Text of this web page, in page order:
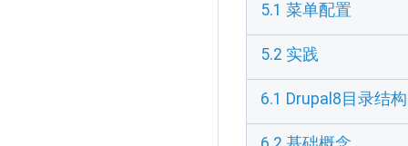
5.1 菜单配置
5.2 实践
6.1 Drupal8目录结构